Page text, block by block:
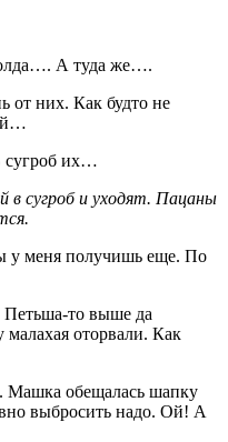
А туда же….
них. Как будто не
их…
в сугроб и уходят. Пацаны
меня получишь еще. По
то выше да
оторвали. Как
обещалась шапку
выбросить надо. Ой! А